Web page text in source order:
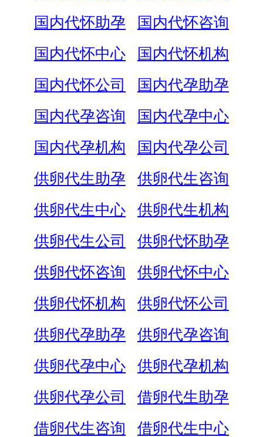
国内代怀助孕
国内代怀咨询
国内代怀中心
国内代怀机构
国内代怀公司
国内代孕助孕
国内代孕咨询
国内代孕中心
国内代孕机构
国内代孕公司
供卵代生助孕
供卵代生咨询
供卵代生中心
供卵代生机构
供卵代生公司
供卵代怀助孕
供卵代怀咨询
供卵代怀中心
供卵代怀机构
供卵代怀公司
供卵代孕助孕
供卵代孕咨询
供卵代孕中心
供卵代孕机构
供卵代孕公司
借卵代生助孕
借卵代生咨询
借卵代生中心